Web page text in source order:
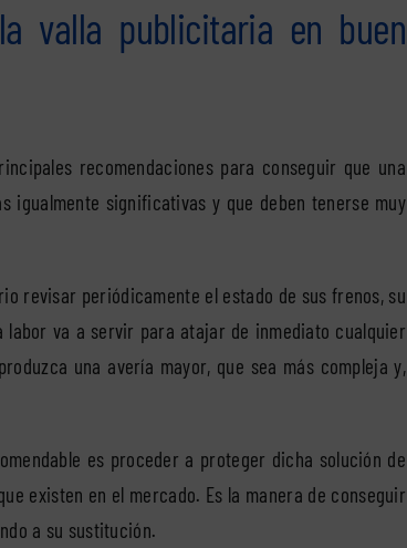
valla publicitaria en buen
recomendaciones para conseguir que una
igualmente significativas y que deben tenerse muy
revisar periódicamente el estado de sus frenos, su
va a servir para atajar de inmediato cualquier
una avería mayor, que sea más compleja y,
es proceder a proteger dicha solución de
existen en el mercado. Es la manera de conseguir
a su sustitución.